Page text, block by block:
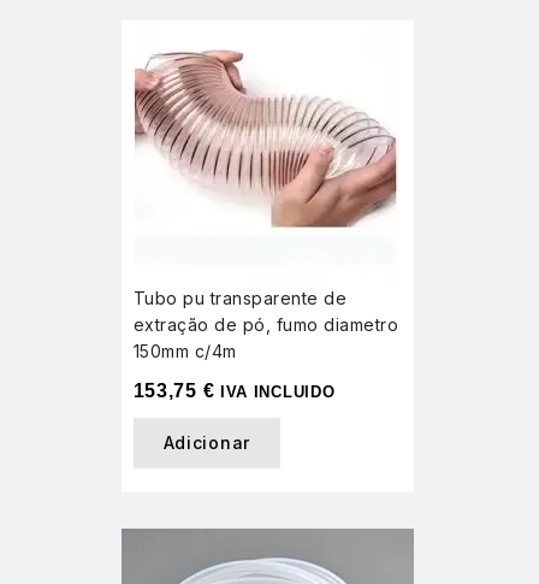
Tubo pu transparente de
extração de pó, fumo diametro
150mm c/4m
153,75 € IVA INCLUIDO
Adicionar